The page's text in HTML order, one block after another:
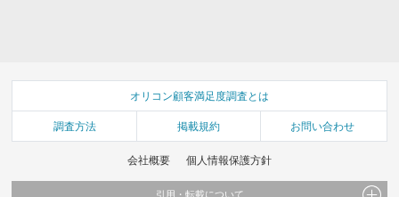
オリコン顧客満足度調査とは
調査方法 掲載規約 お問い合わせ
会社概要 個人情報保護方針
引用・転載について